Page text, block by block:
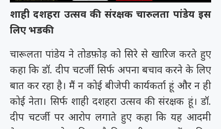
शाही दशहरा उत्सव की संरक्षक चारुलता पांडेय इस
लिए भडकी
चारूलता पांडेय ने तोडफ़ोड़ को सिरे से खारिज करते हुए
कहा कि डॉ. दीप चटर्जी सिर्फ अपना बचाव करने के लिए
बात कर रहा है। मैं न कोई बीजेपी कार्यकर्ता हूं और न ही
कोई नेता। सिर्फ शाही दशहरा उत्सव की संरक्षक हूं। डॉ.
दीप चटर्जी पर आरोप लगाते हुए कहा कि यह आदमी